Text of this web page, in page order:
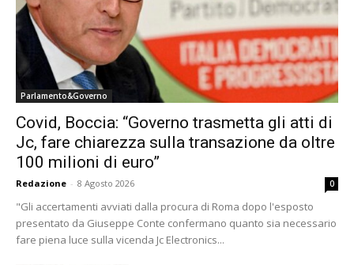
Parlamento&Governo
Covid, Boccia: “Governo trasmetta gli atti di
Jc, fare chiarezza sulla transazione da oltre
100 milioni di euro”
Redazione - 8 Agosto 2026 0
"Gli accertamenti avviati dalla procura di Roma dopo l'esposto
presentato da Giuseppe Conte confermano quanto sia necessario
fare piena luce sulla vicenda Jc Electronics...